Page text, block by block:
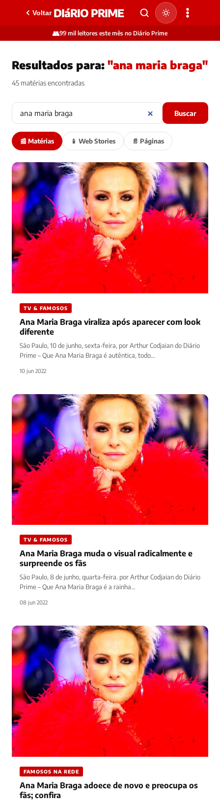
Voltar DIáRIO PRIME
👥99 mil leitores este mês no Diário Prime
Resultados para: "ana maria braga"
45 matérias encontradas
Buscar
📰 Matérias 📱 Web Stories 📄 Páginas
TV & FAMOSOS
Ana Maria Braga viraliza após aparecer com look
diferente
São Paulo, 10 de junho, sexta-feira, por Arthur Codjaian do Diário
Prime – Que Ana Maria Braga é autêntica, todo…
10 jun 2022
TV & FAMOSOS
Ana Maria Braga muda o visual radicalmente e
surpreende os fãs
São Paulo, 8 de junho, quarta-feira. por Arthur Codjaian do Diário
Prime – Que Ana Maria Braga é a rainha…
08 jun 2022
FAMOSOS NA REDE
Ana Maria Braga adoece de novo e preocupa os
fãs; confira